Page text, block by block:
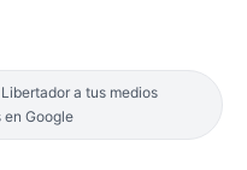
a tus medios
en Google